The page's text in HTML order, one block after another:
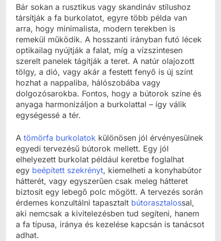
Bár sokan a rusztikus vagy skandináv stílushoz
társítják a fa burkolatot, egyre több példa van
arra, hogy minimalista, modern terekben is
remekül működik. A hosszanti irányban futó lécek
optikailag nyújtják a falat, míg a vízszintesen
szerelt panelek tágítják a teret. A natúr olajozott
tölgy, a dió, vagy akár a festett fenyő is új színt
hozhat a nappaliba, hálószobába vagy
dolgozósarokba. Fontos, hogy a bútorok színe és
anyaga harmonizáljon a burkolattal – így válik
egységessé a tér.
A tömörfa burkolatok különösen jól érvényesülnek
egyedi tervezésű bútorok mellett. Egy jól
elhelyezett burkolat például keretbe foglalhat
egy beépített szekrényt, kiemelheti a konyhabútor
hátterét, vagy egyszerűen csak meleg hátteret
biztosít egy lebegő polc mögött. A tervezés során
érdemes konzultálni tapasztalt bútorasztalossal,
aki nemcsak a kivitelezésben tud segíteni, hanem
a fa típusa, iránya és kezelése kapcsán is tanácsot
adhat.